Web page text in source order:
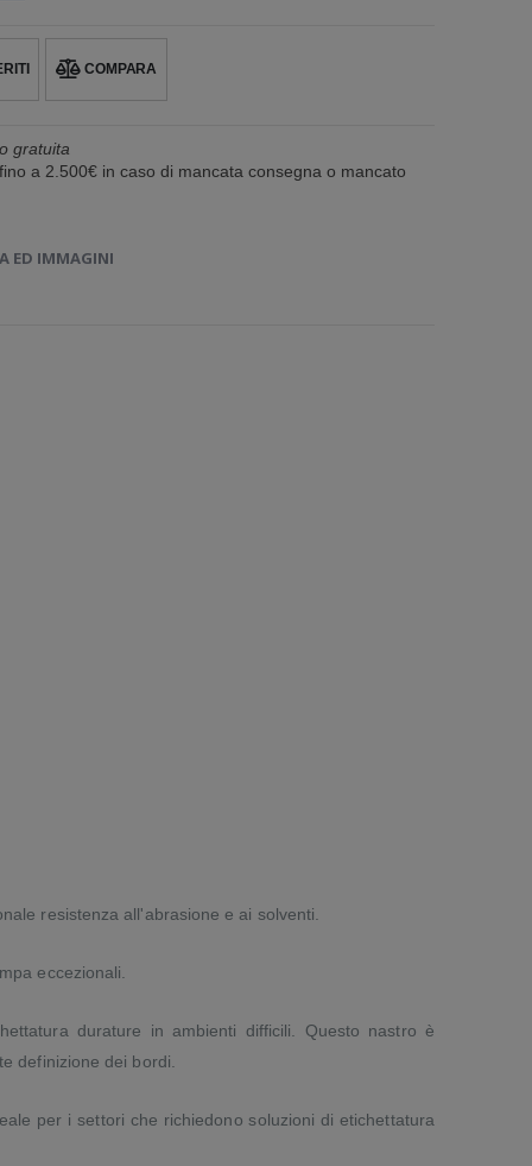
COMPARA
gratuita
a 2.500€ in caso di mancata consegna o mancato
ED IMMAGINI
resistenza all'abrasione e ai solventi.
eccezionali.
durature in ambienti difficili. Questo nastro è
definizione dei bordi.
per i settori che richiedono soluzioni di etichettatura